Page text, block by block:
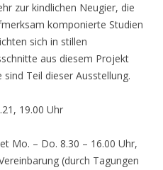
zur kindlichen Neugier, die
komponierte Studien
sich in stillen
aus diesem Projekt
Teil dieser Ausstellung.
19.00 Uhr
Mo. – Do. 8.30 – 16.00 Uhr,
(durch Tagungen